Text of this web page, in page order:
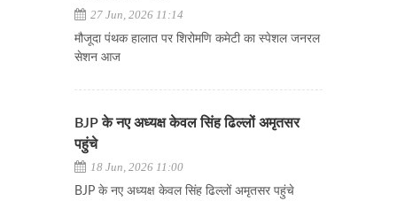
27 Jun, 2026 11:14
मौजूदा पंथक हालात पर शिरोमणि कमेटी का स्पेशल जनरल
सेशन आज
BJP के नए अध्यक्ष केवल सिंह ढिल्लों अमृतसर
पहुंचे
18 Jun, 2026 11:00
BJP के नए अध्यक्ष केवल सिंह ढिल्लों अमृतसर पहुंचे